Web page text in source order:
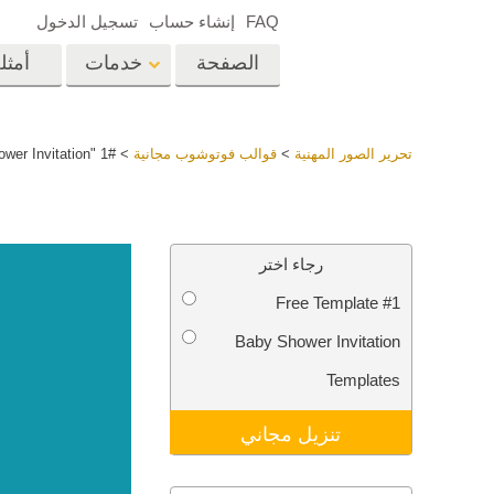
الصفحة خدمات
Lightroom
أفضل الإعدادات
FAQ إنشاء حساب تسجيل الدخول
تحرير الصور المهنية >قوالب فوتوشوب مجانية >
#1 "Baby Shower Invitation"
رجاء اختر
Free Template #1
Baby Shower Invitation
Templates
تنزيل مجاني